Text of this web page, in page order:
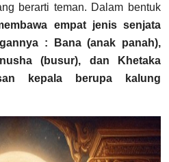
berarti teman. Dalam bentuk
empat jenis senjata
: Bana (anak panah),
(busur), dan Khetaka
kepala berupa kalung